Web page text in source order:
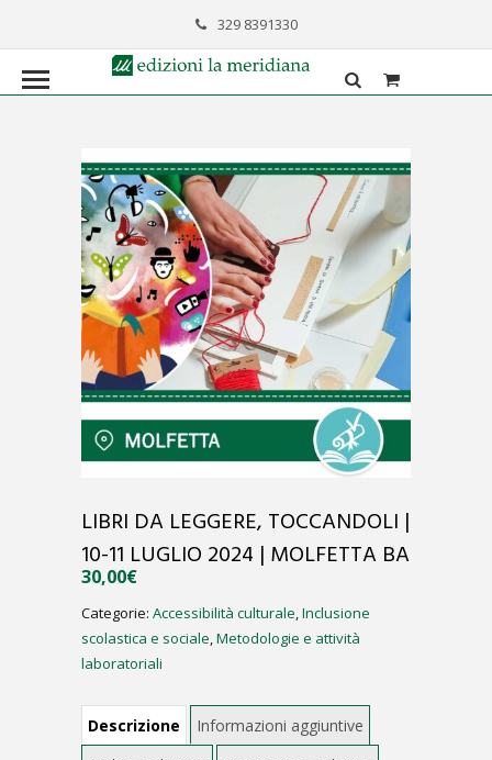
329 8391330
formazione@lameridiana.it
LIBRI DA LEGGERE, TOCCANDOLI |
10-11 LUGLIO 2024 | MOLFETTA BA
30,00€
Categorie: Accessibilità culturale,Inclusione
scolastica e sociale,Metodologie e attività
laboratoriali